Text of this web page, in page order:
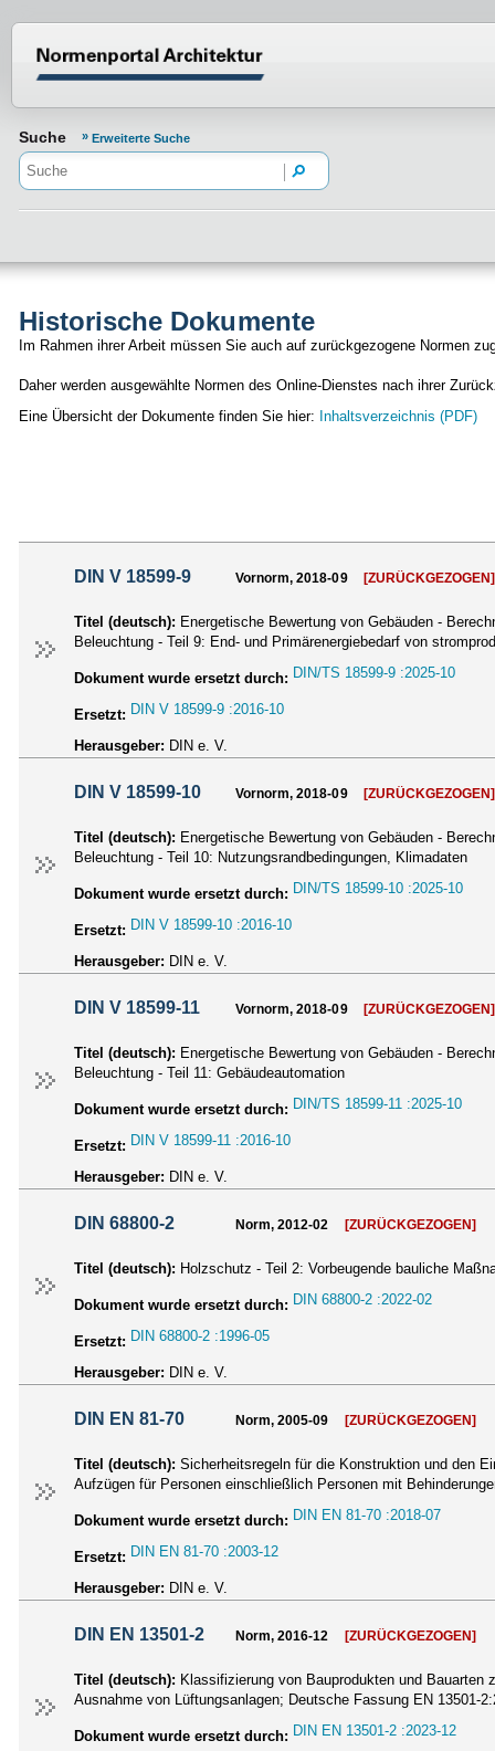
Suche Erweiterte Suche
Historische Dokumente
Im Rahmen ihrer Arbeit müssen Sie auch auf zurückgezogene Normen
Daher werden ausgewählte Normen des Online-Dienstes nach ihrer
Eine Übersicht der Dokumente finden Sie hier: Inhaltsverzeichnis (PDF)
DIN V 18599-9 Vornorm, 2018-09 [ZURÜCKGEZOGEN]
Titel (deutsch): Energetische Bewertung von Gebäuden -
Beleuchtung - Teil 9: End- und Primärenergiebedarf von
Dokument wurde ersetzt durch: DIN/TS 18599-9 :2025-10
Ersetzt: DIN V 18599-9 :2016-10
Herausgeber: DIN e. V.
DIN V 18599-10 Vornorm, 2018-09 [ZURÜCKGEZOGEN]
Titel (deutsch): Energetische Bewertung von Gebäuden -
Beleuchtung - Teil 10: Nutzungsrandbedingungen, Klimadaten
Dokument wurde ersetzt durch: DIN/TS 18599-10 :2025-10
Ersetzt: DIN V 18599-10 :2016-10
Herausgeber: DIN e. V.
DIN V 18599-11 Vornorm, 2018-09 [ZURÜCKGEZOGEN]
Titel (deutsch): Energetische Bewertung von Gebäuden -
Beleuchtung - Teil 11: Gebäudeautomation
Dokument wurde ersetzt durch: DIN/TS 18599-11 :2025-10
Ersetzt: DIN V 18599-11 :2016-10
Herausgeber: DIN e. V.
DIN 68800-2 Norm, 2012-02 [ZURÜCKGEZOGEN]
Titel (deutsch): Holzschutz - Teil 2: Vorbeugende bauliche
Dokument wurde ersetzt durch: DIN 68800-2 :2022-02
Ersetzt: DIN 68800-2 :1996-05
Herausgeber: DIN e. V.
DIN EN 81-70 Norm, 2005-09 [ZURÜCKGEZOGEN]
Titel (deutsch): Sicherheitsregeln für die Konstruktion und den
Aufzügen für Personen einschließlich Personen mit
Dokument wurde ersetzt durch: DIN EN 81-70 :2018-07
Ersetzt: DIN EN 81-70 :2003-12
Herausgeber: DIN e. V.
DIN EN 13501-2 Norm, 2016-12 [ZURÜCKGEZOGEN]
Titel (deutsch): Klassifizierung von Bauprodukten und
Ausnahme von Lüftungsanlagen; Deutsche Fassung EN 13501-
Dokument wurde ersetzt durch: DIN EN 13501-2 :2023-12